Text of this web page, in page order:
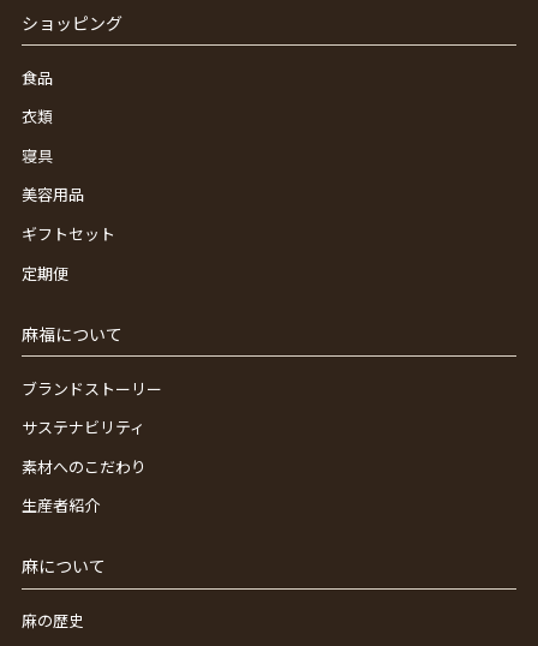
ショッピング
食品
衣類
寝具
美容用品
ギフトセット
定期便
麻福について
ブランドストーリー
サステナビリティ
素材へのこだわり
生産者紹介
麻について
麻の歴史